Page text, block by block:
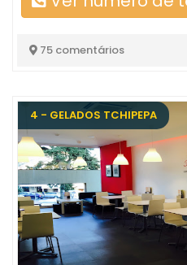
75 comentários
4 - GELADOS TCHIPEPA